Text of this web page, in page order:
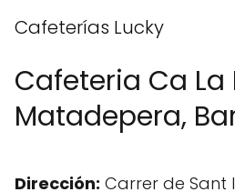
Cafeterías Lucky
Cafeteria Ca La
Matadepera,
Dirección: Carrer de Sant